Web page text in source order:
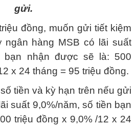
gửi.
đồng, muốn gửi tiết kiệm
ngân hàng MSB có lãi suất
bạn nhận được sẽ là: 500
x 24 tháng = 95 triệu đồng.
tiền và kỳ hạn trên nếu gửi
suất 9,0%/năm, số tiền bạn
triệu đồng x 9,0% /12 x 24